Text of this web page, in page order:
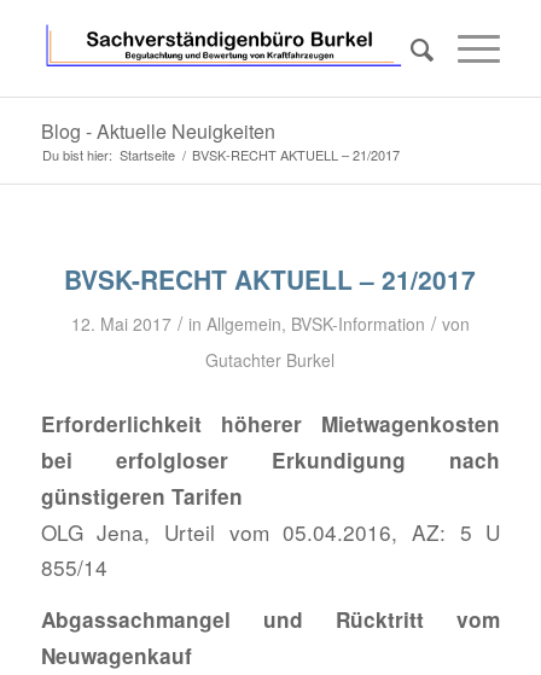
Blog - Aktuelle Neuigkeiten
Du bist hier: Startseite / BVSK-RECHT AKTUELL – 21/2017
BVSK-RECHT AKTUELL – 21/2017
12. Mai 2017 / in Allgemein, BVSK-Information / von
Gutachter Burkel
Erforderlichkeit höherer Mietwagenkosten
bei erfolgloser Erkundigung nach
günstigeren Tarifen
OLG Jena, Urteil vom 05.04.2016, AZ: 5 U
855/14
Abgassachmangel und Rücktritt vom
Neuwagenkauf